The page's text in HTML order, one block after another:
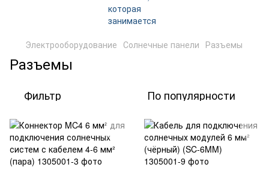
Электрооборудование Солнечные панели Разъемы
Разъемы
Фильтр По популярности